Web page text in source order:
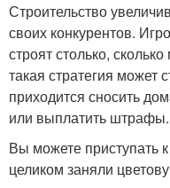
Строительство
своих конкурентов.
строят столько,
такая стратегия может
приходится сносить
или выплатить штрафы.
Вы можете приступать к
целиком заняли